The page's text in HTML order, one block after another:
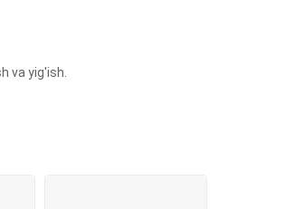
va yig'ish.